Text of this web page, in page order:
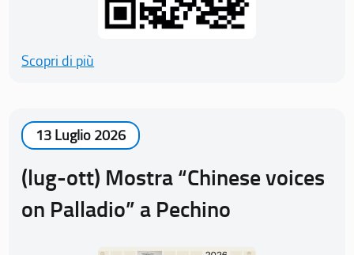
Scopri di più
13 Luglio 2026
(lug-ott) Mostra “Chinese voices
on Palladio” a Pechino